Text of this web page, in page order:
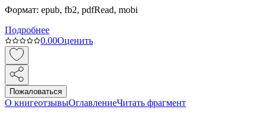
Формат: epub, fb2, pdfRead, mobi
Подробнее
0.00Оценить
Пожаловаться
О книгеотзывыОглавлениеЧитать фрагмент